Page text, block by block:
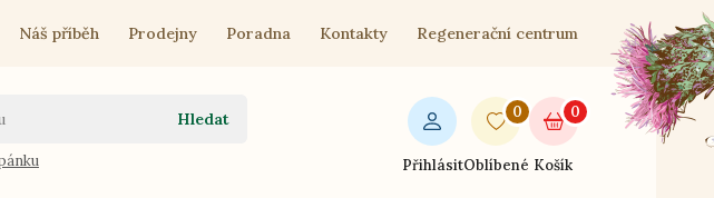
Náš příběh Prodejny Poradna Kontakty Regenerační centrum
Hledat
Přihlásit
0
Oblíbené
0
Košík